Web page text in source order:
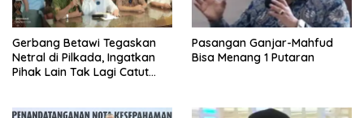
Gerbang Betawi Tegaskan
Netral di Pilkada, Ingatkan
Pihak Lain Tak Lagi Catut
Pasangan Ganjar-Mahfud
Bisa Menang 1 Putaran